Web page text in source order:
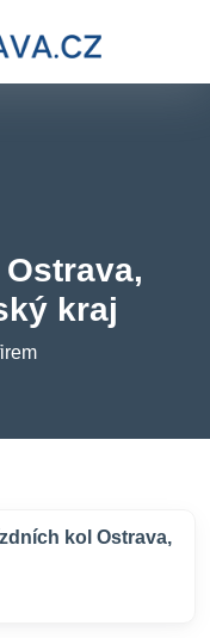
kraj
kol Ostrava,